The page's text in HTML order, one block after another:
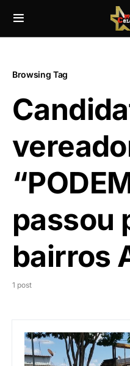
Browsing Tag
passou
bairros
1 post